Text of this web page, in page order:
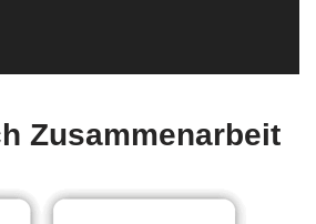
Zusammenarbeit